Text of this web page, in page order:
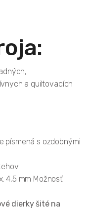
a quiltovacích
písmená s ozdobnými
4,5 mm Možnosť
dierky šité na